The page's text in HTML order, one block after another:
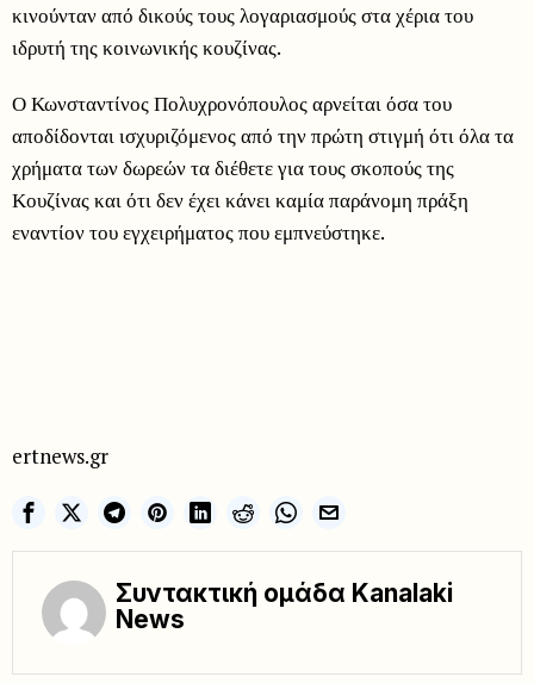
κινούνταν από δικούς τους λογαριασμούς στα χέρια του
ιδρυτή της κοινωνικής κουζίνας.
Ο Κωνσταντίνος Πολυχρονόπουλος αρνείται όσα του
αποδίδονται ισχυριζόμενος από την πρώτη στιγμή ότι όλα τα
χρήματα των δωρεών τα διέθετε για τους σκοπούς της
Κουζίνας και ότι δεν έχει κάνει καμία παράνομη πράξη
εναντίον του εγχειρήματος που εμπνεύστηκε.
ertnews.gr
Συντακτική ομάδα Kanalaki
News